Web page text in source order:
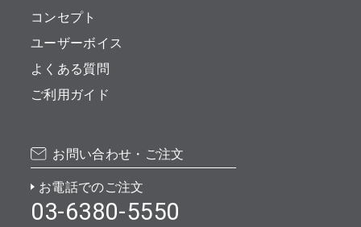
コンセプト
ユーザーボイス
よくある質問
ご利用ガイド
お問い合わせ・ご注文
お電話でのご注文
03-6380-5550